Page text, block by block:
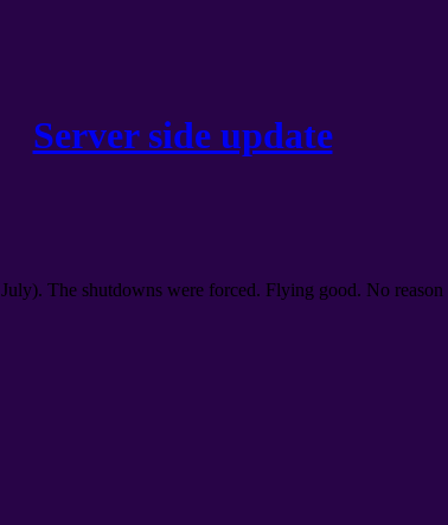
Server side update
July). The shutdowns were forced. Flying good. No